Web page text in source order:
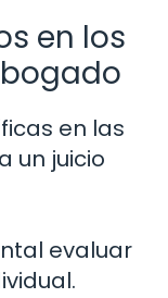
en los
en las
un juicio
evaluar